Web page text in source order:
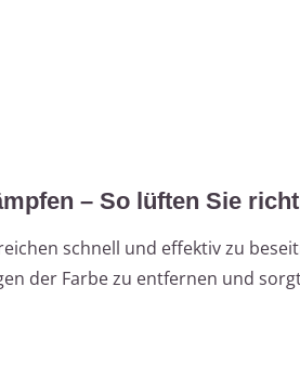
– So lüften Sie
schnell und effektiv zu
der Farbe zu entfernen und